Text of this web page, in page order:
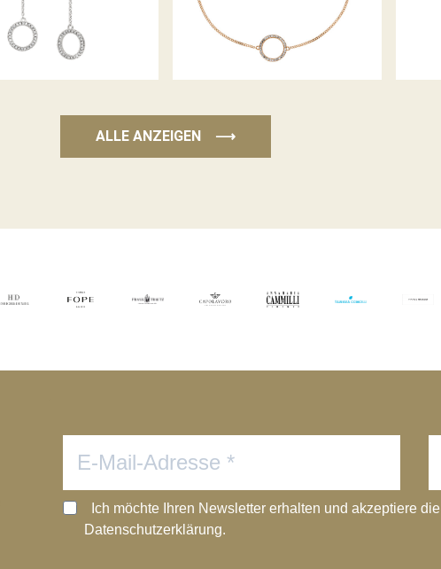
ALLE ANZEIGEN ⟶
Ich möchte Ihren Newsletter erhalten und akzeptiere die
Datenschutzerklärung.